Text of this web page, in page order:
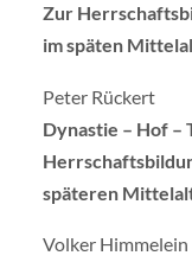
Zur
im späten
Peter Rückert
Dynastie – Hof
späteren
Volker Himmelein